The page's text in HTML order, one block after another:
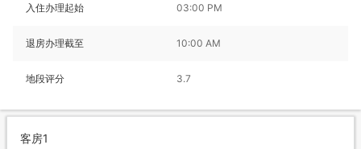
入住办理起始 03:00 PM
退房办理截至 10:00 AM
地段评分 3.7
客房1